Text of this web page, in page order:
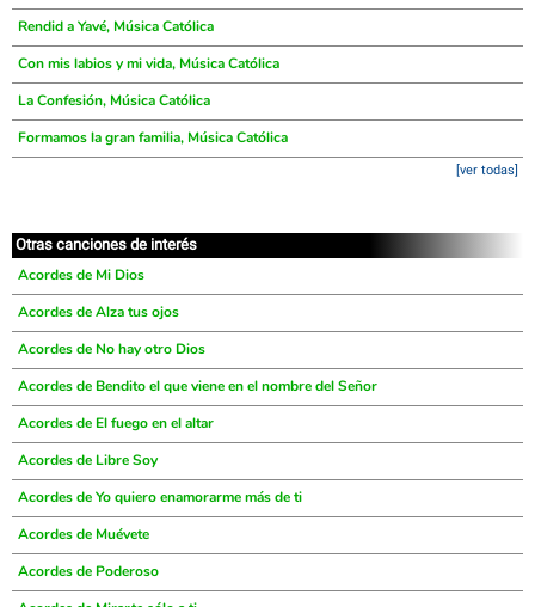
Rendid a Yavé, Música Católica
Con mis labios y mi vida, Música Católica
La Confesión, Música Católica
Formamos la gran familia, Música Católica
[ver todas]
Otras canciones de interés
Acordes de Mi Dios
Acordes de Alza tus ojos
Acordes de No hay otro Dios
Acordes de Bendito el que viene en el nombre del Señor
Acordes de El fuego en el altar
Acordes de Libre Soy
Acordes de Yo quiero enamorarme más de ti
Acordes de Muévete
Acordes de Poderoso